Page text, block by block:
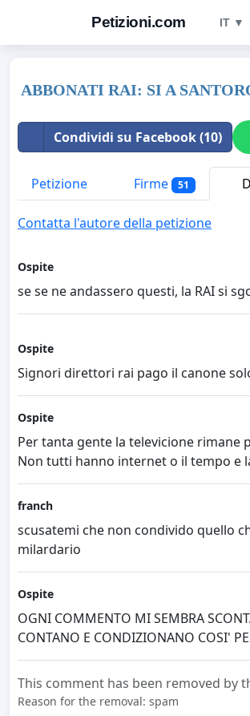
Petizioni.com IT ▼
ABBONATI RAI: SI A
Condividi su Facebook (10)
Petizione Firme 51
Contatta l'autore della petizione
Ospite
se se ne andassero questi, la RAI si
Ospite
Signori direttori rai pago il canone
Ospite
Per tanta gente la televicione
Non tutti hanno internet o il tempo e
franch
scusatemi che non condivido quello
milardario
Ospite
OGNI COMMENTO MI SEMBRA
CONTANO E CONDIZIONANO COSI'
This comment has been removed by
Reason for the removal: spam